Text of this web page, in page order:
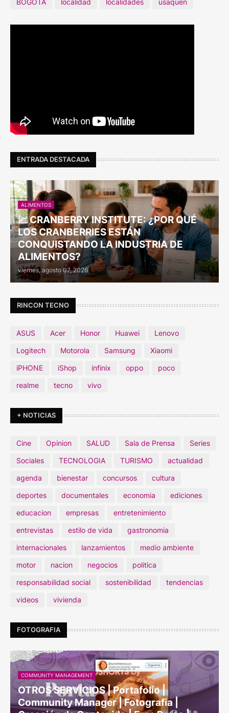
BOGOTA localidad localidades usaquen
ENTRADA DESTACADA
ALIMENTOS
📈 CRANBERRY INSTITUTE: ¿POR QUÉ
LOS CRANBERRIES ESTÁN
CONQUISTANDO LA INDUSTRIA DE
ALIMENTOS?
viernes, agosto 07, 2026
RINCON TECNO
ASUS Acer Honor Huawei
Lenovo
Logitech
Motorola Samsung
Xiaomi
iPHONE
iShop infinix oppo
poco
realme
tecno vivo
+ NOTICIAS
Cine Opinion SALUD Sala de Prensa
Series
Sociales
TECNOLOGIA TURISMO
actualidad
agenda
bienestar concursos
cultura
deportes
documentales economia
ediciones
educacion
empresas
entretenimiento
entrevistas
estilo de vida
gastronomia
internacionales
lanzamientos
medio ambiente
motor
nacion negocios
politica
responsabilidad social
sostenibilidad
tendencias
videos
vivienda
FOTOGRAFIA
COMMUNITY MANAGEMENT
OTROS SERVICIOS | Portafolio |
Community Manager | Fotografia |